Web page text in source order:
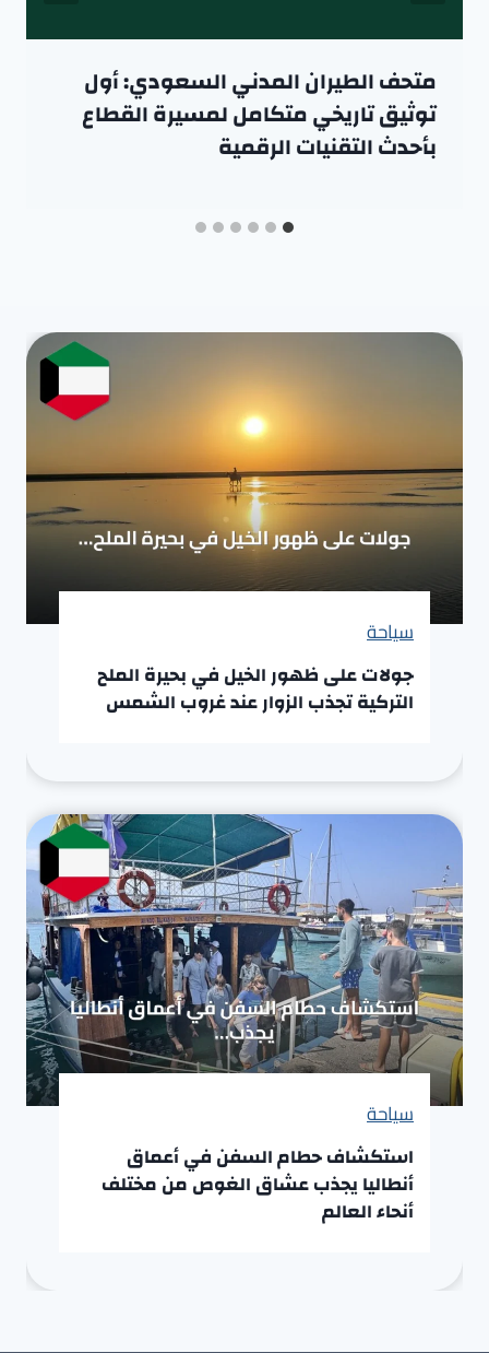
متحف الطيران المدني السعودي: أول
توثيق تاريخي متكامل لمسيرة القطاع
بأحدث التقنيات الرقمية
سياحة
جولات على ظهور الخيل في بحيرة الملح
التركية تجذب الزوار عند غروب الشمس
سياحة
استكشاف حطام السفن في أعماق
أنطاليا يجذب عشاق الغوص من مختلف
أنحاء العالم